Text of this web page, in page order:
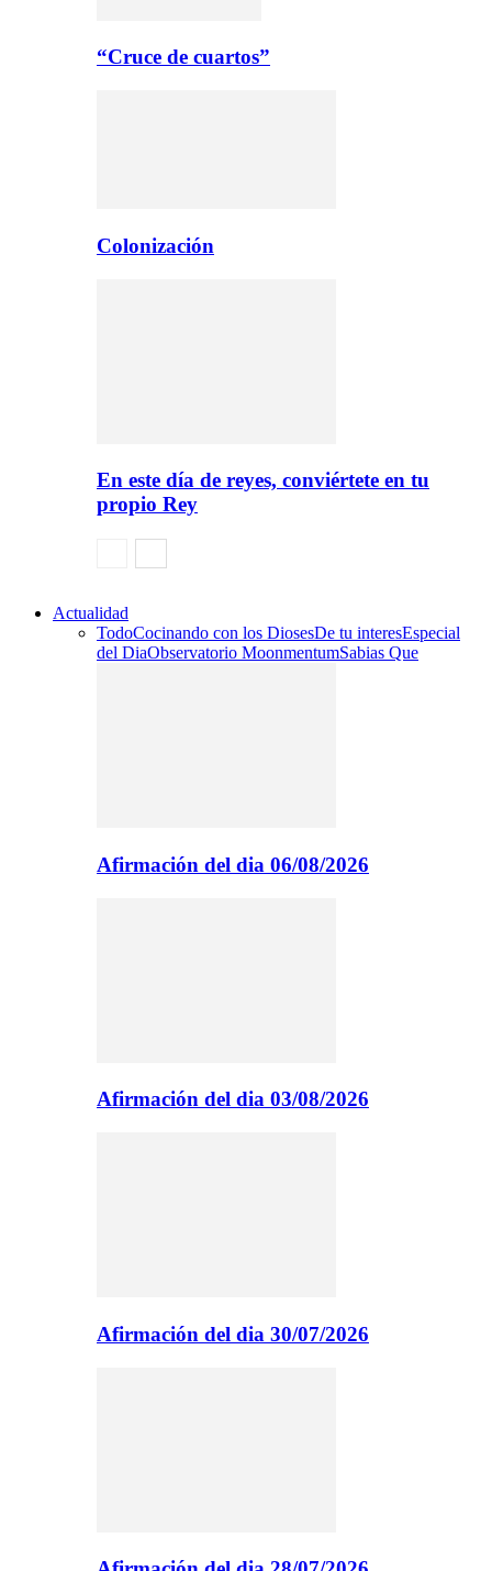
“Cruce de cuartos”
Colonización
En este día de reyes, conviértete en tu
propio Rey
Actualidad
TodoCocinando con los DiosesDe tu interesEspecial
del DiaObservatorio MoonmentumSabias Que
Afirmación del dia 06/08/2026
Afirmación del dia 03/08/2026
Afirmación del dia 30/07/2026